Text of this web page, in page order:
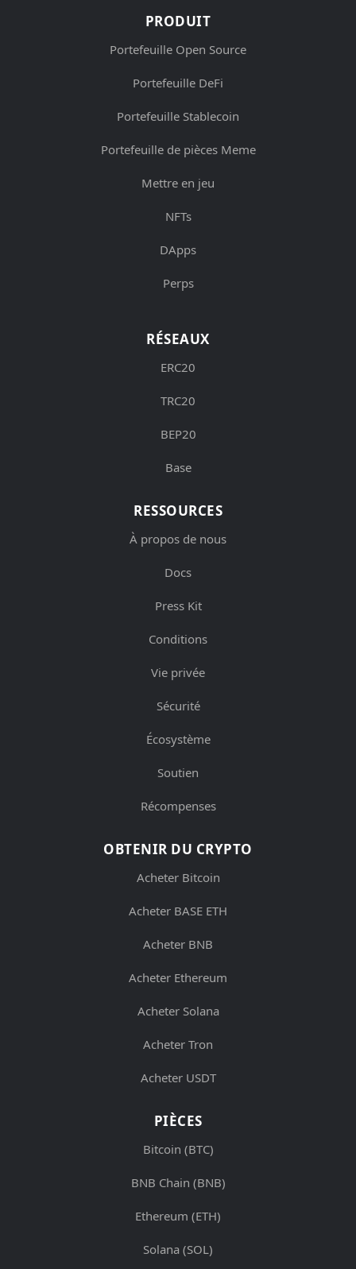
PRODUIT
Portefeuille Open Source
Portefeuille DeFi
Portefeuille Stablecoin
Portefeuille de pièces Meme
Mettre en jeu
NFTs
DApps
Perps
RÉSEAUX
ERC20
TRC20
BEP20
Base
RESSOURCES
À propos de nous
Docs
Press Kit
Conditions
Vie privée
Sécurité
Écosystème
Soutien
Récompenses
OBTENIR DU CRYPTO
Acheter Bitcoin
Acheter BASE ETH
Acheter BNB
Acheter Ethereum
Acheter Solana
Acheter Tron
Acheter USDT
PIÈCES
Bitcoin (BTC)
BNB Chain (BNB)
Ethereum (ETH)
Solana (SOL)